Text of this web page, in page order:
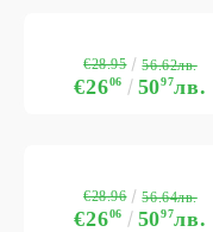
€2606 5097лв.
€28.95 56.62лв.
€2606 5097лв.
€28.96 56.64лв.